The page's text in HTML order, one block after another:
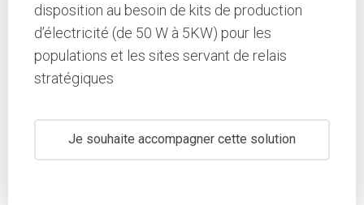
disposition au besoin de kits de production
d’électricité (de 50 W à 5KW) pour les
populations et les sites servant de relais
stratégiques
Je souhaite accompagner cette solution